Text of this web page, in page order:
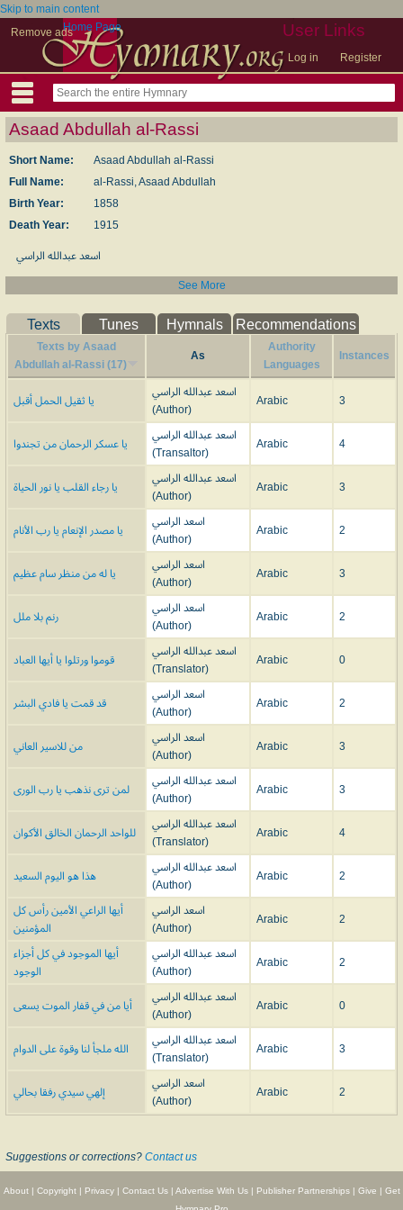
Skip to main content
Remove ads
User Links
Log in Register
Home Page
Asaad Abdullah al-Rassi
Short Name:
Asaad Abdullah al-Rassi
Full Name:
al-Rassi, Asaad Abdullah
Birth Year:
1858
Death Year:
1915
اسعد عبدالله الراسي
See More
Texts Tunes Hymnals Recommendations
Texts by Asaad
Abdullah al-Rassi (17)
As
Authority
Languages
Instances
يا ثقيل الحمل أقبل
اسعد عبدالله الراسي
(Author)
Arabic 3
يا عسكر الرحمان من تجندوا
اسعد عبدالله الراسي
(Transaltor)
Arabic 4
يا رجاء القلب يا نور الحياة
اسعد عبدالله الراسي
(Author)
Arabic 3
يا مصدر الإنعام يا رب الأنام
اسعد الراسي
(Author)
Arabic 2
يا له من منظر سام عظيم
اسعد الراسي
(Author)
Arabic 3
رنم بلا ملل
اسعد الراسي
(Author)
Arabic 2
قوموا ورتلوا يا أيها العباد
اسعد عبدالله الراسي
(Translator)
Arabic 0
قد قمت يا فادي البشر
اسعد الراسي
(Author)
Arabic 2
من للاسير العاني
اسعد الراسي
(Author)
Arabic 3
لمن ترى نذهب يا رب الورى
اسعد عبدالله الراسي
(Author)
Arabic 3
للواحد الرحمان الخالق الأكوان
اسعد عبدالله الراسي
(Translator)
Arabic 4
هذا هو اليوم السعيد
اسعد عبدالله الراسي
(Author)
Arabic 2
أيها الراعي الأمين رأس كل
المؤمنين
اسعد الراسي
(Author)
Arabic 2
أيها الموجود في كل أجزاء
الوجود
اسعد عبدالله الراسي
(Author)
Arabic 2
أيا من في قفار الموت يسعى
اسعد عبدالله الراسي
(Author)
Arabic 0
الله ملجأ لنا وقوة على الدوام
اسعد عبدالله الراسي
(Translator)
Arabic 3
إلهي سيدي رفقا بحالي
اسعد الراسي
(Author)
Arabic 2
Suggestions or corrections? Contact us
About| Copyright| Privacy| Contact Us| Advertise With Us| Publisher Partnerships| Give | Get